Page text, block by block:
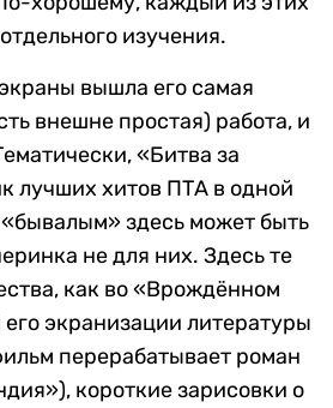
изучения.
вышла его самая
внешне простая) работа, и
«Битва за
лучших хитов ПТА в одной
здесь может быть
не для них. Здесь те
как во «Врождённом
экранизации литературы
перерабатывает роман
короткие зарисовки о